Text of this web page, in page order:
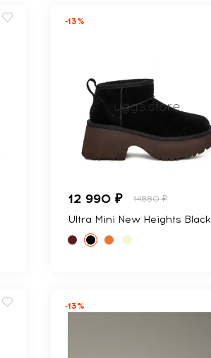
-13%
12 990 ₽ 14880 ₽
Ultra Mini New Heights Black
-13%